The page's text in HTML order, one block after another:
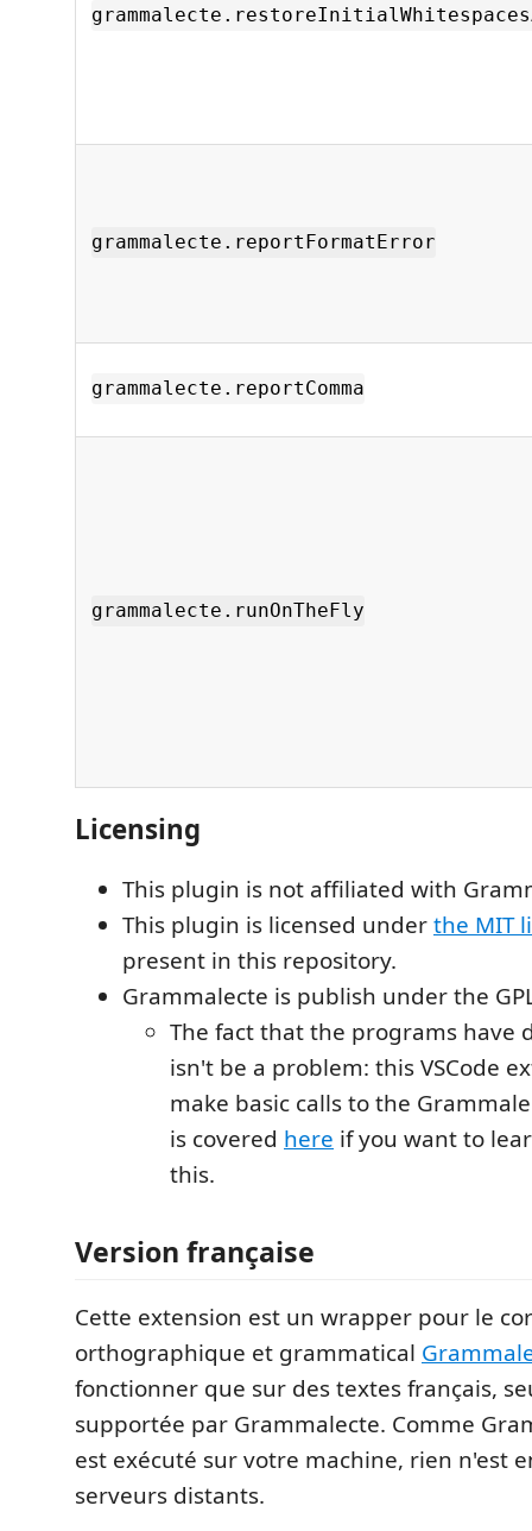
grammalecte.reportFormatError
grammalecte.reportComma
grammalecte.runOnTheFly
Licensing
This plugin is not affiliated with
This plugin is licensed underthe MIT
present in this repository.
Grammalecte is publish under the
The fact that the programs have
isn't be a problem: this VSCode
make basic calls to the
is covered here if you want to
this.
Version française
Cette extension est un wrapper pour le
orthographique et grammatical
fonctionner que sur des textes français,
supportée par Grammalecte. Comme
est exécuté sur votre machine, rien n'est
serveurs distants.